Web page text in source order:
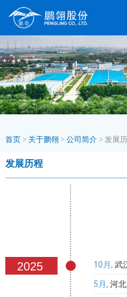
首页> 关于鹏翎 > 公司简介> 发展
发展历程
2025 10月, 武
5月, 河